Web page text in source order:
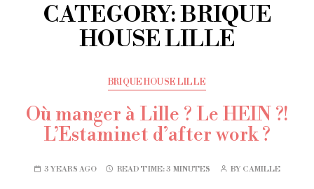
CATEGORY:BRIQUE
HOUSE LILLE
BRIQUE HOUSE LILLE
Où manger à Lille ? Le HEIN ?!
L’Estaminet d’after work ?
3 YEARS AGO READ TIME:3 MINUTES BY CAMILLE